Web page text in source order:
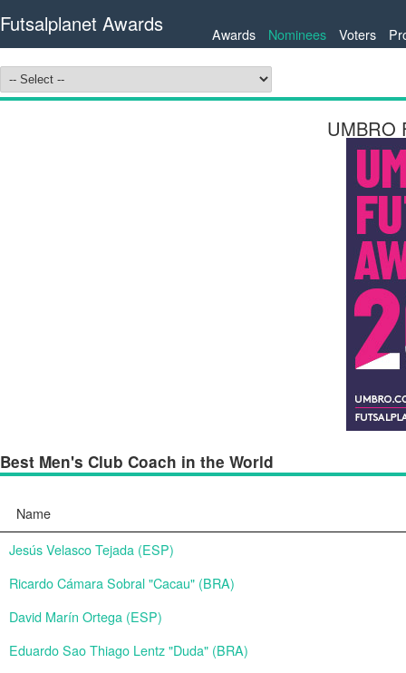
Futsalplanet Awards Awards Nominees Voters
UMBRO
Best Men's Club Coach in the World
Name
Jesús Velasco Tejada (ESP)
Ricardo Cámara Sobral "Cacau" (BRA)
David Marín Ortega (ESP)
Eduardo Sao Thiago Lentz "Duda" (BRA)